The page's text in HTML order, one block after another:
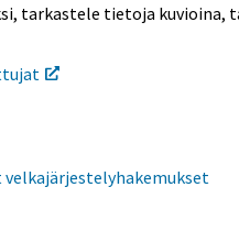
tarkastele tietoja kuvioina,